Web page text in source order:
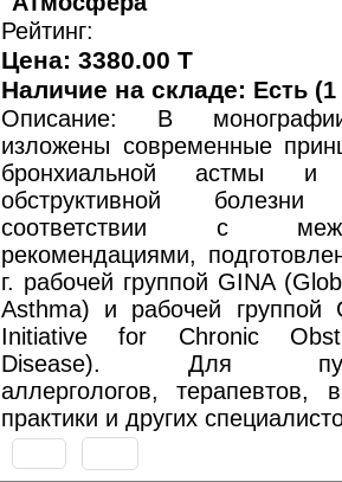
Рейтинг:
Цена: 3380.00 T
Наличие на складе: Есть
Описание: В
изложены современные
бронхиальной астмы и
обструктивной
соответствии с
рекомендациями,
г. рабочей группой GINA
Asthma) и рабочей группой
Initiative for Chronic
Disease). Для
аллергологов, терапевтов,
практики и других